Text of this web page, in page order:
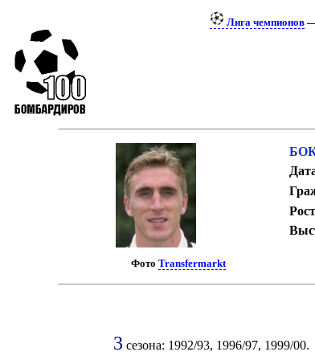
Лига чемпионов
Фото Transfermarkt
3 сезона: 1992/93, 1996/97, 1999/00.